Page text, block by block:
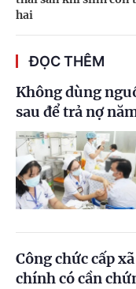
hai
ĐỌC THÊM
Không dùng
sau để trả nợ
Công chức cấp
chính có cần